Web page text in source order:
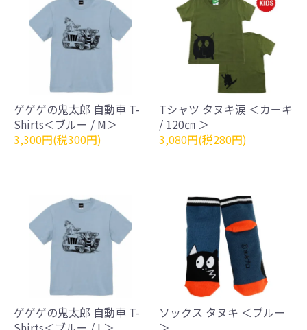
ゲゲゲの鬼太郎 自動車 T-
Shirts＜ブルー / M＞
3,300円(税300円)
Tシャツ タヌキ涙 ＜カーキ
/ 120㎝ ＞
3,080円(税280円)
ゲゲゲの鬼太郎 自動車 T-
ソックス タヌキ ＜ブルー